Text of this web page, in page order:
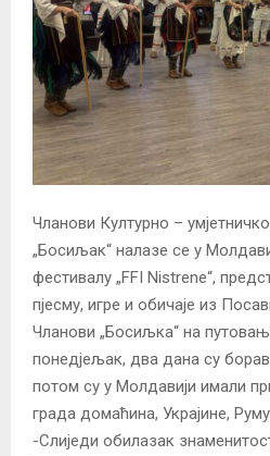
Чланови Културно –
„Босиљак“ налазе се у
фестивалу „FFI Nistrene“,
пјесму, игре и обичаје из
Чланови „Босиљка“ на
понедјељак, два дана су
потом су у Молдавији имали
града домаћина, Украјине,
-Слиједи обилазак